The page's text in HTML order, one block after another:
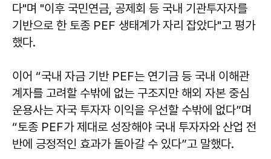
다"며 "이후 국민연금, 공제회 등 국내 기관투자자를
기반으로 한 토종 PEF 생태계가 자리 잡았다"고 평가
했다.
이어 “국내 자금 기반 PEF는 연기금 등 국내 이해관
계자를 고려할 수밖에 없는 구조지만 해외 자본 중심
운용사는 자국 투자자 이익을 우선할 수밖에 없다”며
“토종 PEF가 제대로 성장해야 국내 투자자와 산업 전
반에 긍정적인 효과가 돌아갈 수 있다”고 말했다.